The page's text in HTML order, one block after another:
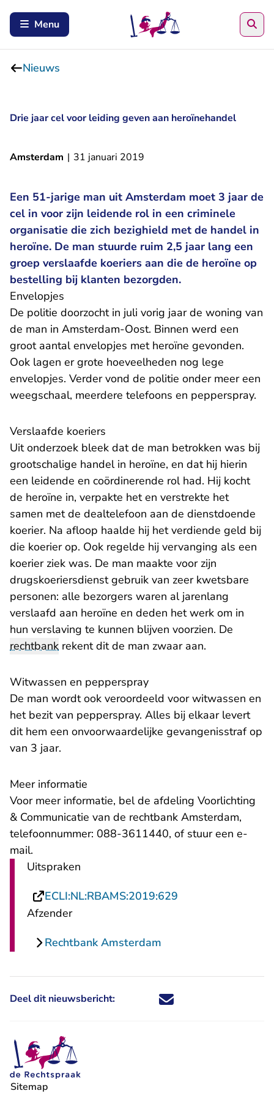
Menu
Nieuws
Drie jaar cel voor leiding geven aan heroïnehandel
Amsterdam | 31 januari 2019
Een 51-jarige man uit Amsterdam moet 3 jaar de
cel in voor zijn leidende rol in een criminele
organisatie die zich bezighield met de handel in
heroïne. De man stuurde ruim 2,5 jaar lang een
groep verslaafde koeriers aan die de heroïne op
bestelling bij klanten bezorgden.
​Envelopjes
De politie doorzocht in juli vorig jaar de woning van
de man in Amsterdam-Oost. Binnen werd een
groot aantal envelopjes met heroïne gevonden.
Ook lagen er grote hoeveelheden nog lege
envelopjes. Verder vond de politie onder meer een
weegschaal, meerdere telefoons en pepperspray.
​Verslaafde koeriers
Uit onderzoek bleek dat de man betrokken was bij
grootschalige handel in heroïne, en dat hij hierin
een leidende en coördinerende rol had. Hij kocht
de heroïne in, verpakte het en verstrekte het
samen met de dealtelefoon aan de dienstdoende
koerier. Na afloop haalde hij het verdiende geld bij
die koerier op. Ook regelde hij vervanging als een
koerier ziek was. De man maakte voor zijn
drugskoeriersdienst gebruik van zeer kwetsbare
personen: alle bezorgers waren al jarenlang
verslaafd aan heroïne en deden het werk om in
hun verslaving te kunnen blijven voorzien. De
rechtbank rekent dit de man zwaar aan.
Witwassen en pepperspray
De man wordt ook veroordeeld voor witwassen en
het bezit van pepperspray. Alles bij elkaar levert
dit hem een onvoorwaardelijke gevangenisstraf op
van 3 jaar.
Meer informatie
Voor meer informatie, bel de afdeling Voorlichting
& Communicatie van de rechtbank Amsterdam,
telefoonnummer: 088-3611440, of stuur een e-
mail- U verlaat Rechtspraak.nl
.
Uitspraken
ECLI:NL:RBAMS:2019:629
Afzender
Rechtbank Amsterdam
Deel dit nieuwsbericht: Deel dit nieuwsbericht via X -
Deel dit nieuwsbericht via
Deel dit nieuwsbericht
Deel dit
Sitemap